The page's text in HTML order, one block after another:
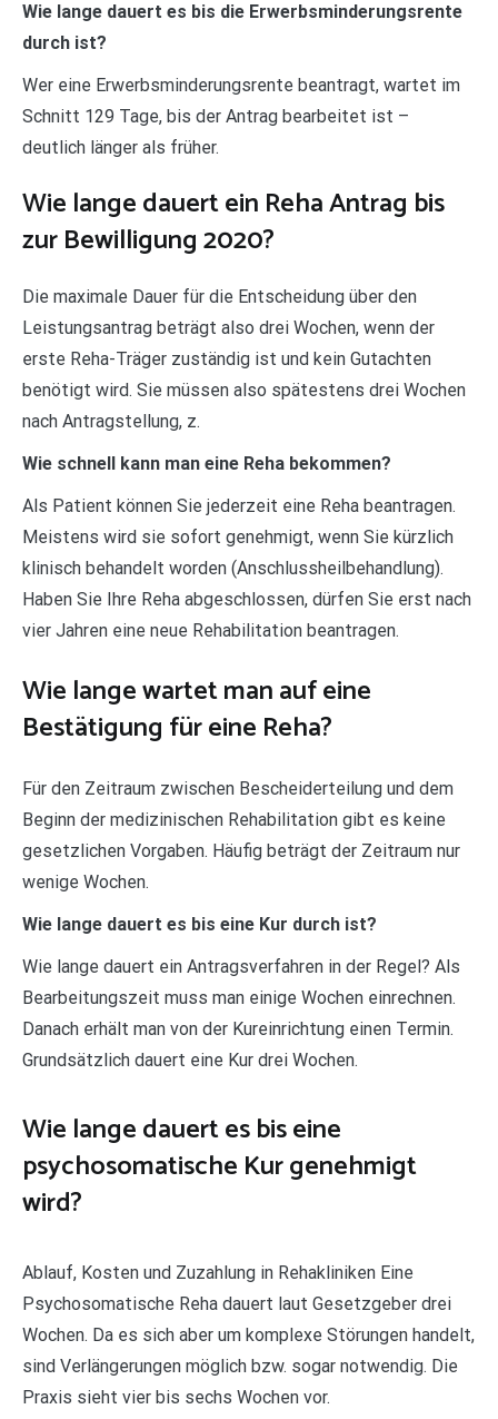
Wie lange dauert es bis die Erwerbsminderungsrente
durch ist?
Wer eine Erwerbsminderungsrente beantragt, wartet im
Schnitt 129 Tage, bis der Antrag bearbeitet ist –
deutlich länger als früher.
Wie lange dauert ein Reha Antrag bis
zur Bewilligung 2020?
Die maximale Dauer für die Entscheidung über den
Leistungsantrag beträgt also drei Wochen, wenn der
erste Reha-Träger zuständig ist und kein Gutachten
benötigt wird. Sie müssen also spätestens drei Wochen
nach Antragstellung, z.
Wie schnell kann man eine Reha bekommen?
Als Patient können Sie jederzeit eine Reha beantragen.
Meistens wird sie sofort genehmigt, wenn Sie kürzlich
klinisch behandelt worden (Anschlussheilbehandlung).
Haben Sie Ihre Reha abgeschlossen, dürfen Sie erst nach
vier Jahren eine neue Rehabilitation beantragen.
Wie lange wartet man auf eine
Bestätigung für eine Reha?
Für den Zeitraum zwischen Bescheiderteilung und dem
Beginn der medizinischen Rehabilitation gibt es keine
gesetzlichen Vorgaben. Häufig beträgt der Zeitraum nur
wenige Wochen.
Wie lange dauert es bis eine Kur durch ist?
Wie lange dauert ein Antragsverfahren in der Regel? Als
Bearbeitungszeit muss man einige Wochen einrechnen.
Danach erhält man von der Kureinrichtung einen Termin.
Grundsätzlich dauert eine Kur drei Wochen.
Wie lange dauert es bis eine
psychosomatische Kur genehmigt
wird?
Ablauf, Kosten und Zuzahlung in Rehakliniken Eine
Psychosomatische Reha dauert laut Gesetzgeber drei
Wochen. Da es sich aber um komplexe Störungen handelt,
sind Verlängerungen möglich bzw. sogar notwendig. Die
Praxis sieht vier bis sechs Wochen vor.